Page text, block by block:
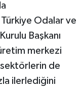
Türkiye Odalar ve
Başkanı
merkezi
sektörlerin de
ilerlediğini